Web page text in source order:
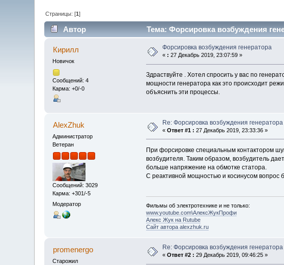
Страницы: [1]
Автор Тема: Форсировка возбуждения
Кирилл
Новичок
Сообщений: 4
Карма: +0/-0
Форсировка возбуждения генератора
« : 27 Декабрь 2019, 23:07:59 »
Здраствуйте . Хотел спросить у вас по
мощности генератора как это происходит
объяснить эти процессы.
AlexZhuk
Администратор
Ветеран
Сообщений: 3029
Карма: +301/-5
Модератор
Re: Форсировка возбуждения
«Ответ #1 : 27 Декабрь 2019, 23:33:36 »
При форсировке специальным контактором
возбудителя. Таким образом, возбудитель
больше напряжение на обмотке статора.
С реактивной мощностью и косинусом вопрос
Фильмы об электротехнике и не только:
www.youtube.com\АлексЖукПрофи
Алекс Жук на Rutube
Сайт автора alexzhuk.ru
promenergo
Старожил
Re: Форсировка возбуждения генератора
«Ответ #2 : 29 Декабрь 2019, 09:46:25 »